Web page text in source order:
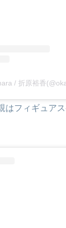
/ 折原裕香
はフィギュア